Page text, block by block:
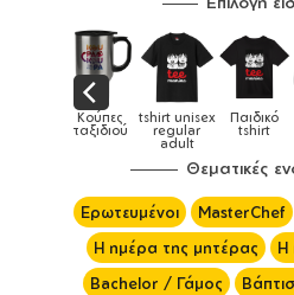
Drill
Καπέλα
Καπέλα
ενηλίκων
Καπέλα
παιδικά
Θεματικές
Ερωτευμένοι MasterChef
Η ημέρα της μητέρας
Η
Bachelor / Γάμος